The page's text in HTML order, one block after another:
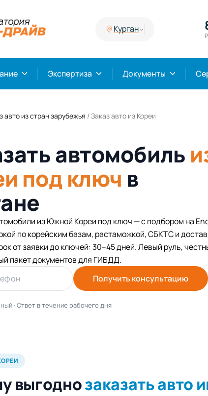
Курган
Экспертиза Документы
авто из стран зарубежья /Заказ авто из Кореи
автомобиль
под ключ в
из Южной Кореи под ключ — с подбором на
по корейским базам, растаможкой, СБКТС и
от заявки до ключей: 30–45 дней. Левый руль,
пакет документов для ГИБДД.
Получить консультацию
· Ответ в течение рабочего дня
выгоднозаказать авто